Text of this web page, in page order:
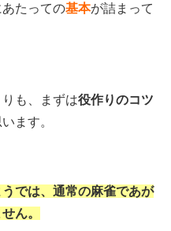
たっての基本が詰まって
も、まずは役作りのコツ
ます。
では、通常の麻雀であが
ん。